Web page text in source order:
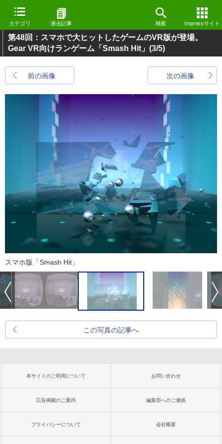
カテゴリ 過去記事 検索 Impressサイト
第48回：スマホで大ヒットしたゲームのVR版が登場。
Gear VR向けランゲーム「Smash Hit」 (3/5)
前の画像 次の画像
スマホ版「Smash Hit」
この写真の記事へ
本サイトのご利用について お問い合わせ
広告掲載のご案内 編集部へのご連絡
プライバシーについて 会社概要